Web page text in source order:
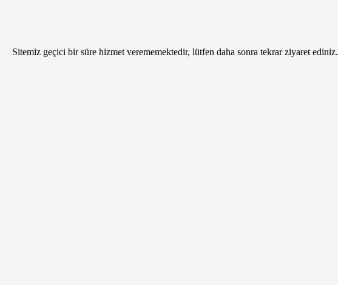
Sitemiz geçici bir süre hizmet verememektedir, lütfen daha sonra tekrar ziyaret ediniz.